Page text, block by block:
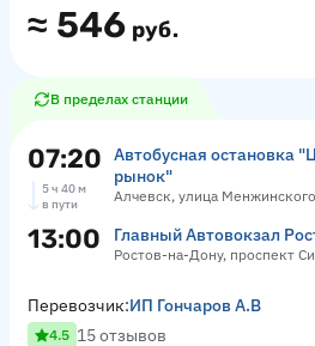
≈ 546 руб.
В пределах станции
07:20
Автобусная остановка
рынок"
Алчевск, улица
5 ч 40 м
в пути
13:00 Главный Автовокзал
Ростов-на-Дону, проспект
Перевозчик:ИП Гончаров А.В
4.5 15 отзывов